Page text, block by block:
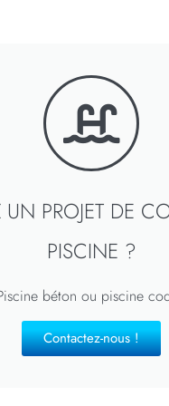
PROJET DE
PISCINE ?
béton ou piscine
Contactez-nous !